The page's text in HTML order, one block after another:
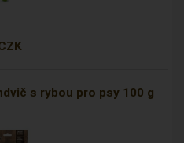
s rybou pro psy 100 g